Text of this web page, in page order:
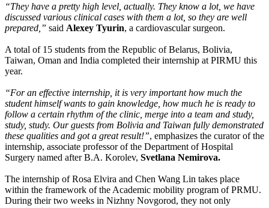
“They have a pretty high level, actually. They know a lot, we have
discussed various clinical cases with them a lot, so they are well
prepared,” said Alexey Tyurin, a cardiovascular surgeon.
A total of 15 students from the Republic of Belarus, Bolivia,
Taiwan, Oman and India completed their internship at PIRMU this
year.
“For an effective internship, it is very important how much the
student himself wants to gain knowledge, how much he is ready to
follow a certain rhythm of the clinic, merge into a team and study,
study, study. Our guests from Bolivia and Taiwan fully demonstrated
these qualities and got a great result!”, emphasizes the curator of the
internship, associate professor of the Department of Hospital
Surgery named after B.A. Korolev, Svetlana Nemirova.
The internship of Rosa Elvira and Chen Wang Lin takes place
within the framework of the Academic mobility program of PRMU.
During their two weeks in Nizhny Novgorod, they not only